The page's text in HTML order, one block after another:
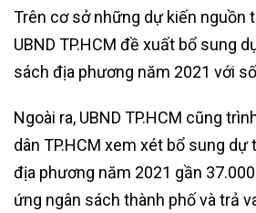
Trên cơ sở những dự kiến nguồn
UBND TP.HCM đề xuất bổ sung
sách địa phương năm 2021 với
Ngoài ra, UBND TP.HCM cũng
dân TP.HCM xem xét bổ sung dự
địa phương năm 2021 gần
ứng ngân sách thành phố và trả